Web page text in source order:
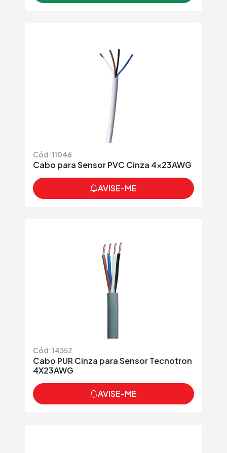
Cód: 11046
Cabo para Sensor PVC Cinza 4x23AWG
AVISE-ME
Cód: 14352
Cabo PUR Cinza para Sensor Tecnotron
4X23AWG
AVISE-ME